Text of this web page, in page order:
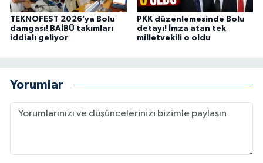
TEKNOFEST 2026’ya Bolu
damgası! BAİBÜ takımları
iddialı geliyor
PKK düzenlemesinde Bolu
detayı! İmza atan tek
milletvekili o oldu
Yorumlar